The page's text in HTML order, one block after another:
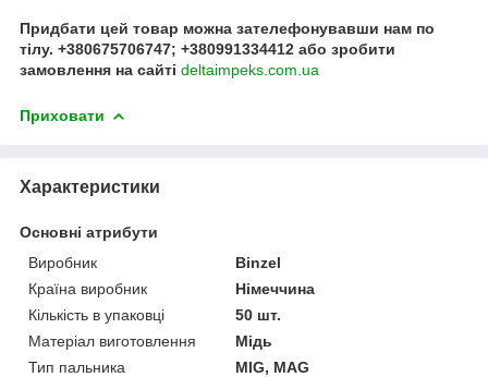
Придбати цей товар можна зателефонувавши нам по
тілу. +380675706747; +380991334412 або зробити
замовлення на сайті deltaimpeks.com.ua
Приховати
Характеристики
Основні атрибути
Виробник
Binzel
Країна виробник
Німеччина
Кількість в упаковці
50 шт.
Матеріал виготовлення
Мідь
Тип пальника
MIG, MAG